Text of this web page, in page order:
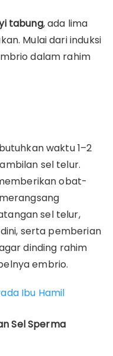
tabung, ada lima
Mulai dari induksi
dalam rahim
waktu 1–2
sel telur.
obat-
sel telur,
serta pemberian
dinding rahim
embrio.
Ibu Hamil
Sel Sperma